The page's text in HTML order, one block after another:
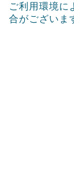
ご利用環境に
合がございま